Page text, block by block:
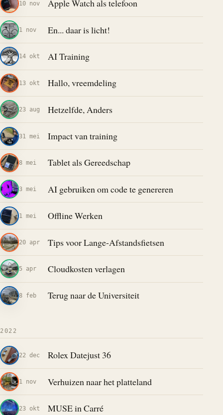
10 nov Apple Watch als telefoon
1 nov En... daar is licht!
14 okt AI Training
13 okt Hallo, vreemdeling
23 aug Hetzelfde, Anders
31 mei Impact van training
8 mei Tablet als Gereedschap
3 mei AI gebruiken om code te genereren
1 mei Offline Werken
20 apr Tips voor Lange-Afstandsfietsen
5 apr Cloudkosten verlagen
8 feb Terug naar de Universiteit
2022
22 dec Rolex Datejust 36
1 nov Verhuizen naar het platteland
23 okt MUSE in Carré